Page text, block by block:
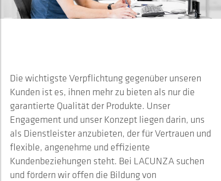
Die wichtigste Verpflichtung gegenüber unseren
Kunden ist es, ihnen mehr zu bieten als nur die
garantierte Qualität der Produkte. Unser
Engagement und unser Konzept liegen darin, uns
als Dienstleister anzubieten, der für Vertrauen und
flexible, angenehme und effiziente
Kundenbeziehungen steht. Bei LACUNZA suchen
und fördern wir offen die Bildung von